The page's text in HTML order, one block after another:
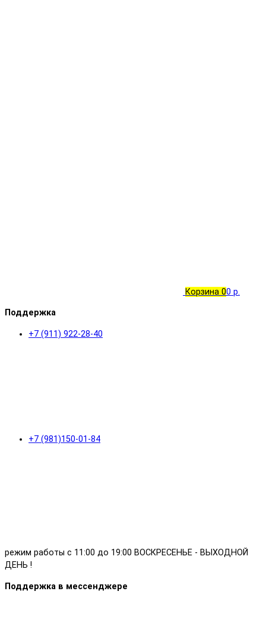
Корзина 00 р.
Поддержка
+7 (911) 922-28-40
+7 (981)150-01-84
режим работы с 11:00 до 19:00 ВОСКРЕСЕНЬЕ - ВЫХОДНОЙ
ДЕНЬ !
Поддержка в мессенджере